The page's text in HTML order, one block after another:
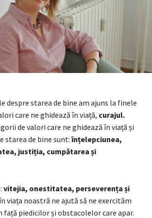
despre starea de bine am ajuns la finele
care ne ghidează în viață, curajul.
de valori care ne ghidează în viață și
starea de bine sunt:înțelepciunea,
justiția, cumpătarea și
vitejia, onestitatea, perseverența și
viața noastră ne ajută să ne exercităm
față piedicilor și obstacolelor care apar.